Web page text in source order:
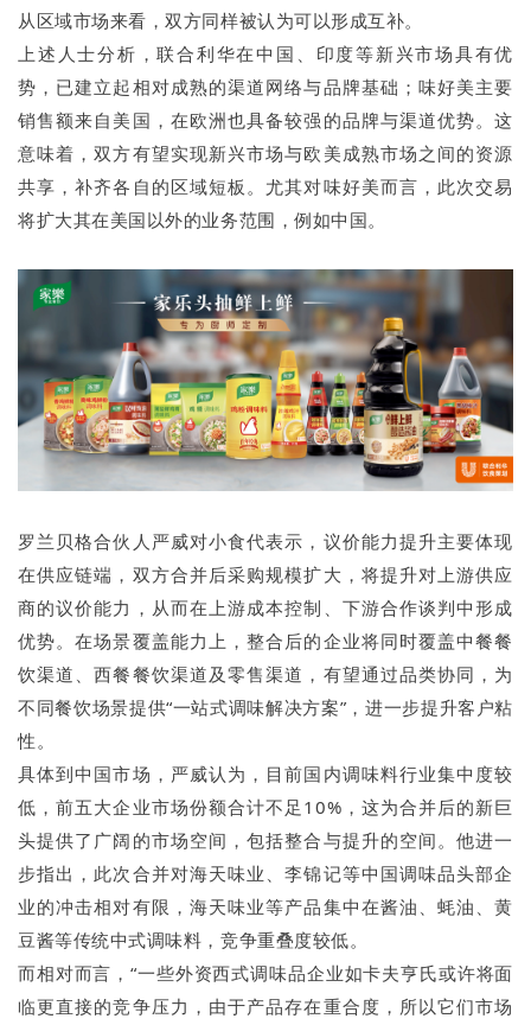
从区域市场来看，双方同样被认为可以形成互补。
上述人士分析，联合利华在中国、印度等新兴市场具有优
势，已建立起相对成熟的渠道网络与品牌基础；味好美主要
销售额来自美国，在欧洲也具备较强的品牌与渠道优势。这
意味着，双方有望实现新兴市场与欧美成熟市场之间的资源
共享，补齐各自的区域短板。尤其对味好美而言，此次交易
将扩大其在美国以外的业务范围，例如中国。
罗兰贝格合伙人严威对小食代表示，议价能力提升主要体现
在供应链端，双方合并后采购规模扩大，将提升对上游供应
商的议价能力，从而在上游成本控制、下游合作谈判中形成
优势。在场景覆盖能力上，整合后的企业将同时覆盖中餐餐
饮渠道、西餐餐饮渠道及零售渠道，有望通过品类协同，为
不同餐饮场景提供“一站式调味解决方案”，进一步提升客户粘
性。
具体到中国市场，严威认为，目前国内调味料行业集中度较
低，前五大企业市场份额合计不足10%，这为合并后的新巨
头提供了广阔的市场空间，包括整合与提升的空间。他进一
步指出，此次合并对海天味业、李锦记等中国调味品头部企
业的冲击相对有限，海天味业等产品集中在酱油、蚝油、黄
豆酱等传统中式调味料，竞争重叠度较低。
而相对而言，“一些外资西式调味品企业如卡夫亨氏或许将面
临更直接的竞争压力，由于产品存在重合度，所以它们市场